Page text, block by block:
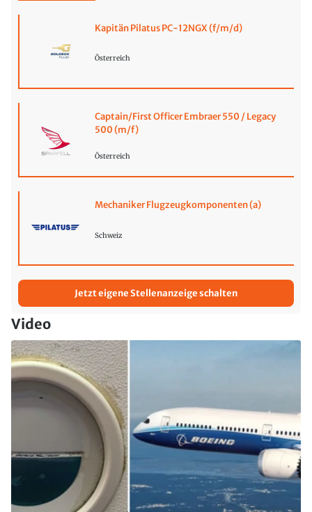
Kapitän Pilatus PC-12NGX (f/m/d)
Österreich
Captain/First Officer Embraer 550 / Legacy
500 (m/f)
Österreich
Mechaniker Flugzeugkomponenten (a)
Schweiz
Jetzt eigene Stellenanzeige schalten
Video